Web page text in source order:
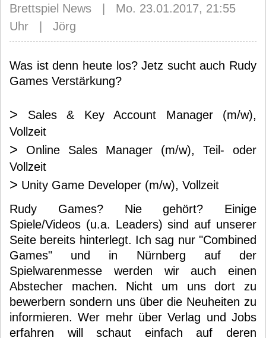
Brettspiel News | Mo. 23.01.2017, 21:55
Uhr | Jörg
Was ist denn heute los? Jetz sucht auch Rudy
Games Verstärkung?
> Sales & Key Account Manager (m/w),
Vollzeit
> Online Sales Manager (m/w), Teil- oder
Vollzeit
> Unity Game Developer (m/w), Vollzeit
Rudy Games? Nie gehört? Einige
Spiele/Videos (u.a. Leaders) sind auf unserer
Seite bereits hinterlegt. Ich sag nur "Combined
Games" und in Nürnberg auf der
Spielwarenmesse werden wir auch einen
Abstecher machen. Nicht um uns dort zu
bewerbern sondern uns über die Neuheiten zu
informieren. Wer mehr über Verlag und Jobs
erfahren will schaut einfach auf deren